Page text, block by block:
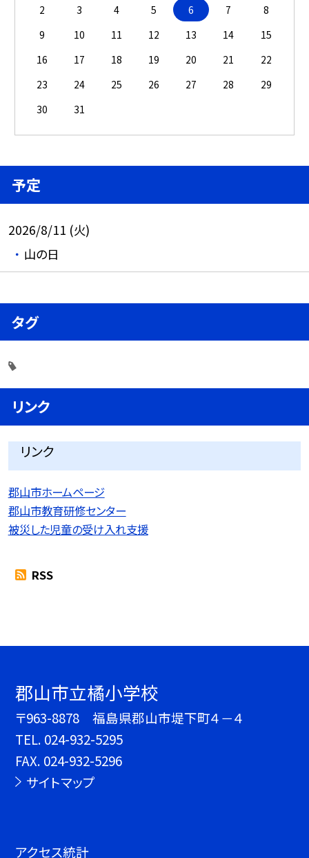
2
3 4 5 6 7
8
9
10 11 12 13 14
15
16
17 18 19 20 21
22
23
24 25 26 27 28
29
30
31
予定
2026/8/11 (火)
山の日
タグ
リンク
リンク
郡山市ホームページ
郡山市教育研修センター
被災した児童の受け入れ支援
RSS
郡山市立橘小学校
〒963-8878 福島県郡山市堤下町４－４
TEL. 024-932-5295
FAX. 024-932-5296
サイトマップ
アクセス統計